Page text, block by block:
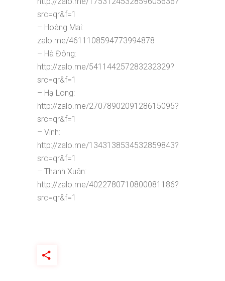
src=qr&f=1
– Hoàng Mai:
zalo.me/4611108594773994878
– Hà Đông:
http://zalo.me/541144257283232329?
src=qr&f=1
– Hạ Long:
http://zalo.me/2707890209128615095?
src=qr&f=1
– Vinh:
http://zalo.me/1343138534532859843?
src=qr&f=1
– Thanh Xuân:
http://zalo.me/4022780710800081186?
src=qr&f=1